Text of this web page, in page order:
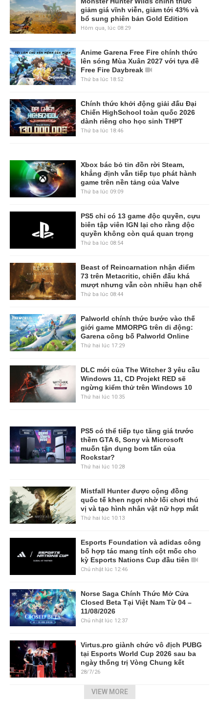
giảm giá vĩnh viễn, giảm tới 43% và
bổ sung phiên bản Gold Edition
Hôm qua, lúc 08:29
Anime Garena Free Fire chính thức
lên sóng Mùa Xuân 2027 với tựa đề
Free Fire Daybreak
Thứ ba lúc 18:52
Chính thức khởi động giải đấu Đại
Chiến HighSchool toàn quốc 2026
dành riêng cho học sinh THPT
Thứ ba lúc 18:46
Xbox bác bỏ tin đồn rời Steam,
khẳng định vẫn tiếp tục phát hành
game trên nền tảng của Valve
Thứ ba lúc 09:09
PS5 chỉ có 13 game độc quyền, cựu
biên tập viên IGN lại cho rằng độc
quyền không còn quá quan trọng
Thứ ba lúc 08:54
Beast of Reincarnation nhận điểm
73 trên Metacritic, chiến đấu khá
mượt nhưng vẫn còn nhiều hạn chế
Thứ ba lúc 08:44
Palworld chính thức bước vào thế
giới game MMORPG trên di động:
Garena công bố Palworld Online
Thứ hai lúc 17:29
DLC mới của The Witcher 3 yêu cầu
Windows 11, CD Projekt RED sẽ
ngừng kiểm thử trên Windows 10
Thứ hai lúc 10:35
PS5 có thể tiếp tục tăng giá trước
thềm GTA 6, Sony và Microsoft
muốn tận dụng bom tấn của
Rockstar?
Thứ hai lúc 10:28
Mistfall Hunter được cộng đồng
quốc tế khen ngợi nhờ lối chơi thú
vị và tạo hình nhân vật nữ hợp mắt
Thứ hai lúc 10:13
Esports Foundation và adidas công
bố hợp tác mang tính cột mốc cho
kỳ Esports Nations Cup đầu tiên
Chủ nhật lúc 12:46
Norse Saga Chính Thức Mở Cửa
Closed Beta Tại Việt Nam Từ 04 –
11/08/2026
Chủ nhật lúc 12:37
Virtus.pro giành chức vô địch PUBG
tại Esports World Cup 2026 sau ba
ngày thống trị Vòng Chung kết
28/7/26
VIEW MORE